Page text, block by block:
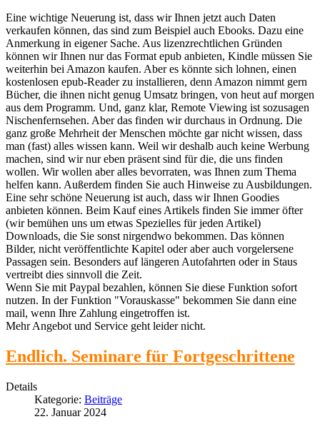
Eine wichtige Neuerung ist, dass wir Ihnen jetzt auch Daten
verkaufen können, das sind zum Beispiel auch Ebooks. Dazu eine
Anmerkung in eigener Sache. Aus lizenzrechtlichen Gründen
können wir Ihnen nur das Format epub anbieten, Kindle müssen Sie
weiterhin bei Amazon kaufen. Aber es könnte sich lohnen, einen
kostenlosen epub-Reader zu installieren, denn Amazon nimmt gern
Bücher, die ihnen nicht genug Umsatz bringen, von heut auf morgen
aus dem Programm. Und, ganz klar, Remote Viewing ist sozusagen
Nischenfernsehen. Aber das finden wir durchaus in Ordnung. Die
ganz große Mehrheit der Menschen möchte gar nicht wissen, dass
man (fast) alles wissen kann. Weil wir deshalb auch keine Werbung
machen, sind wir nur eben präsent sind für die, die uns finden
wollen. Wir wollen aber alles bevorraten, was Ihnen zum Thema
helfen kann. Außerdem finden Sie auch Hinweise zu Ausbildungen.
Eine sehr schöne Neuerung ist auch, dass wir Ihnen Goodies
anbieten können. Beim Kauf eines Artikels finden Sie immer öfter
(wir bemühen uns um etwas Spezielles für jeden Artikel)
Downloads, die Sie sonst nirgendwo bekommen. Das können
Bilder, nicht veröffentlichte Kapitel oder aber auch vorgelersene
Passagen sein. Besonders auf längeren Autofahrten oder in Staus
vertreibt dies sinnvoll die Zeit.
Wenn Sie mit Paypal bezahlen, können Sie diese Funktion sofort
nutzen. In der Funktion "Vorauskasse" bekommen Sie dann eine
mail, wenn Ihre Zahlung eingetroffen ist.
Mehr Angebot und Service geht leider nicht.
Endlich. Seminare für Fortgeschrittene
Details
Kategorie: Beiträge
22. Januar 2024